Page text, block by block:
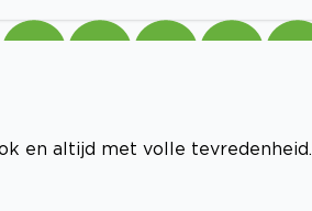
en altijd met volle tevredenheid.